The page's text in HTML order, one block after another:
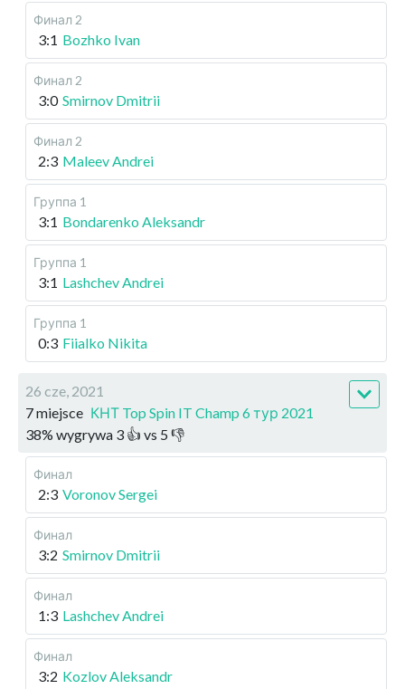
Финал 2
3:1 Bozhko Ivan
Финал 2
3:0 Smirnov Dmitrii
Финал 2
2:3 Maleev Andrei
Группа 1
3:1 Bondarenko Aleksandr
Группа 1
3:1 Lashchev Andrei
Группа 1
0:3 Fiialko Nikita
26 cze, 2021
7 miejsce КНТ Top Spin IT Champ 6 тур 2021
38% wygrywa 3 👍 vs 5 👎
Финал
2:3 Voronov Sergei
Финал
3:2 Smirnov Dmitrii
Финал
1:3 Lashchev Andrei
Финал
3:2 Kozlov Aleksandr